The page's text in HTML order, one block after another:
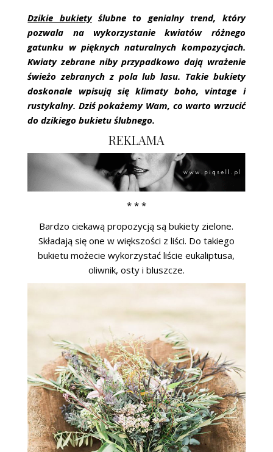
Dzikie bukietyślubne to genialny trend, który
pozwala na wykorzystanie kwiatów różnego
gatunku w pięknych naturalnych kompozycjach.
Kwiaty zebrane niby przypadkowo dają wrażenie
świeżo zebranych z pola lub lasu. Takie bukiety
doskonale wpisują się klimaty boho, vintage i
rustykalny. Dziś pokażemy Wam, co warto wrzucić
do dzikiego bukietu ślubnego.
REKLAMA
* * *
Bardzo ciekawą propozycją są bukiety zielone.
Składają się one w większości z liści. Do takiego
bukietu możecie wykorzystać liście eukaliptusa,
oliwnik, osty i bluszcze.